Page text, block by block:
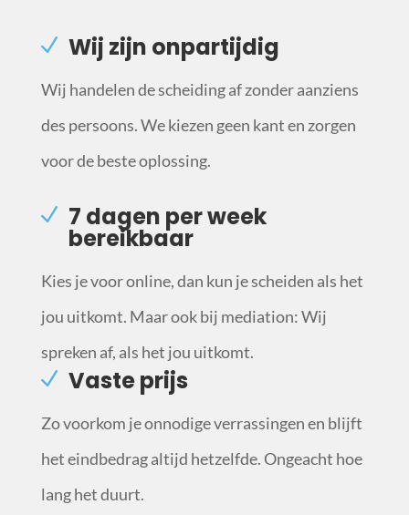
Wij zijn onpartijdig
Wij handelen de scheiding af zonder aanziens
des persoons. We kiezen geen kant en zorgen
voor de beste oplossing.
7 dagen per week
bereikbaar
Kies je voor online, dan kun je scheiden als het
jou uitkomt. Maar ook bij mediation: Wij
spreken af, als het jou uitkomt.
Vaste prijs
Zo voorkom je onnodige verrassingen en blijft
het eindbedrag altijd hetzelfde. Ongeacht hoe
lang het duurt.